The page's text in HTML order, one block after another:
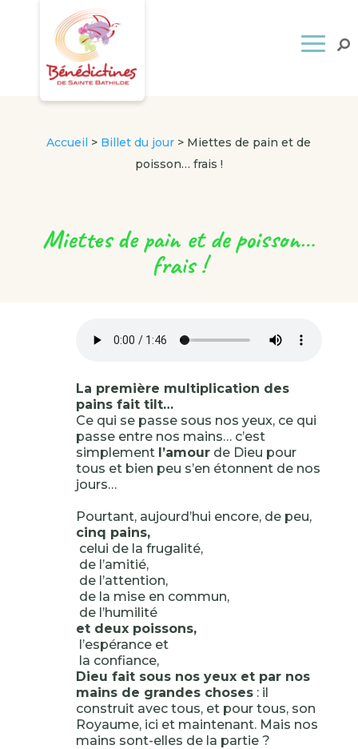
Accueil > Billet du jour > Miettes de pain et de
poisson… frais !
Miettes de pain et de poisson…
frais !
La première multiplication des
pains fait tilt…
Ce qui se passe sous nos yeux, ce qui
passe entre nos mains… c’est
simplement l’amourde Dieu pour
tous et bien peu s’en étonnent de nos
jours…
Pourtant, aujourd’hui encore, de peu,
cinq pains,
celui de la frugalité,
de l’amitié,
de l’attention,
de la mise en commun,
de l’humilité
et deux poissons,
l’espérance et
la confiance,
Dieu fait sous nos yeux et par nos
mains de grandes choses: il
construit avec tous, et pour tous, son
Royaume, ici et maintenant. Mais nos
mains sont-elles de la partie ?